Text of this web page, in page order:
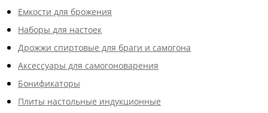
Емкости для брожения
Наборы для настоек
Дрожжи спиртовые для браги и самогона
Аксессуары для самогоноварения
Бонификаторы
Плиты настольные индукционные